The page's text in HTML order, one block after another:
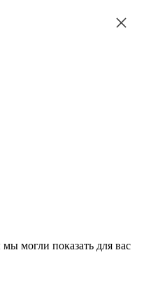
могли показать для вас